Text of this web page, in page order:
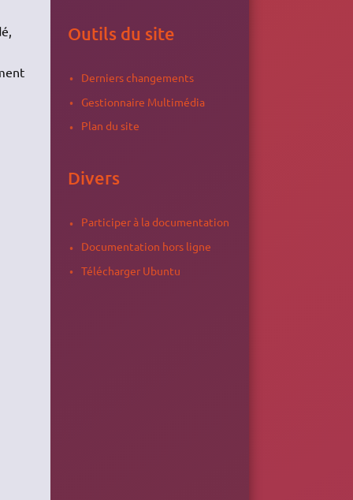
Outils du site
Derniers changements
Gestionnaire Multimédia
Plan du site
Divers
Participer à la documentation
Documentation hors ligne
Télécharger Ubuntu